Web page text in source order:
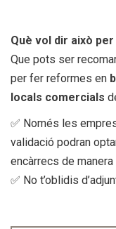
Què vol dir això per
Que pots ser
per fer reformes en
locals comercials
✅ Només les
validació podran
encàrrecs de manera
✅ No t’oblidis